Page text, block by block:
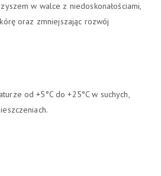
w walce z niedoskonałościami,
oraz zmniejszając rozwój
od +5°C do +25°C w suchych,